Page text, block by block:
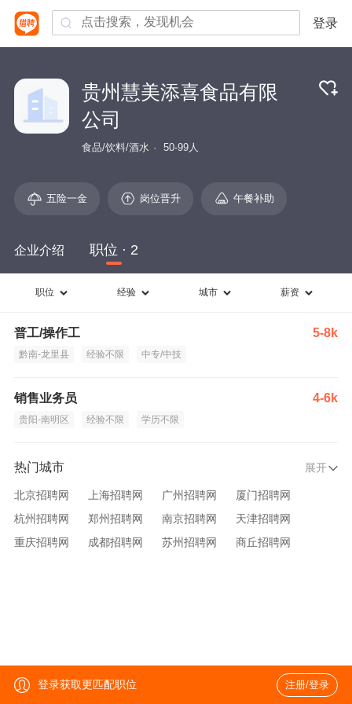
登录
贵州慧美添喜食品有限
公司
食品/饮料/酒水 50-99人
五险一金 岗位晋升 午餐补助
企业介绍 职位 · 2
职位 经验 城市 薪资
普工/操作工 5-8k
黔南-龙里县 经验不限 中专/中技
销售业务员 4-6k
贵阳-南明区 经验不限 学历不限
热门城市 展开
北京招聘网 上海招聘网 广州招聘网
厦门招聘网
杭州招聘网
郑州招聘网 南京招聘网
天津招聘网
重庆招聘网
成都招聘网 苏州招聘网
商丘招聘网
登录获取更匹配职位 注册/登录